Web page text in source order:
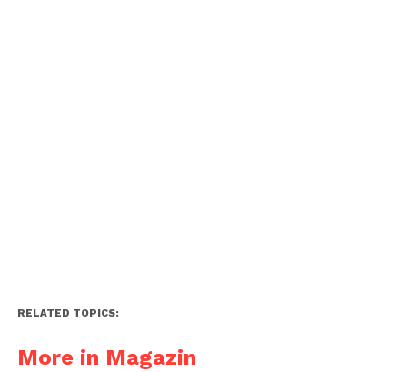
RELATED TOPICS:
More in Magazin